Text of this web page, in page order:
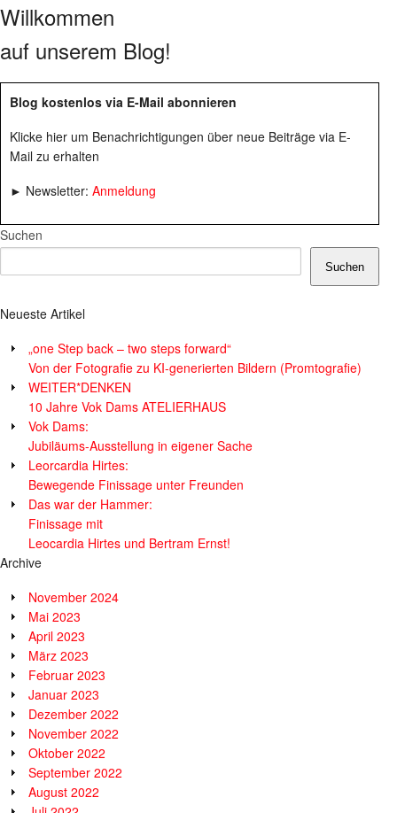
Willkommen
auf unserem Blog!
Blog kostenlos via E-Mail abonnieren
Klicke hier um Benachrichtigungen über neue Beiträge via E-
Mail zu erhalten
► Newsletter: Anmeldung
Suchen
Suchen
Neueste Artikel
„one Step back – two steps forward“
Von der Fotografie zu KI-generierten Bildern (Promtografie)
WEITER*DENKEN
10 Jahre Vok Dams ATELIERHAUS
Vok Dams:
Jubiläums-Ausstellung in eigener Sache
Leorcardia Hirtes:
Bewegende Finissage unter Freunden
Das war der Hammer:
Finissage mit
Leocardia Hirtes und Bertram Ernst!
Archive
November 2024
Mai 2023
April 2023
März 2023
Februar 2023
Januar 2023
Dezember 2022
November 2022
Oktober 2022
September 2022
August 2022